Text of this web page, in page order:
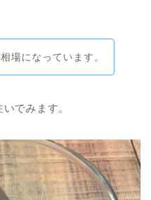
場になっています。
でみます。